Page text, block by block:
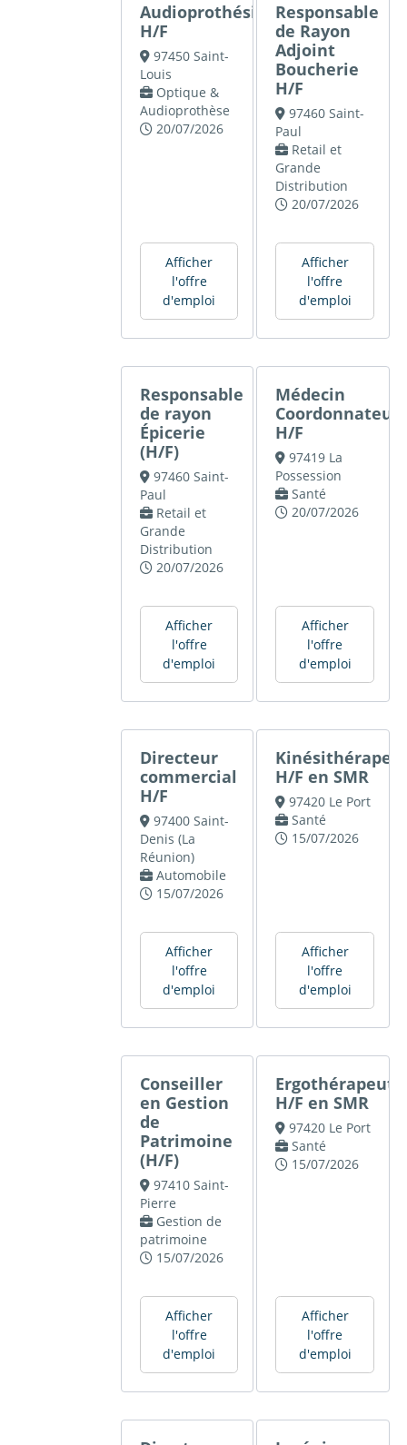
Audioprothésiste
H/F
97450 Saint-
Louis
Optique &
Audioprothèse
20/07/2026
Afficher
l'offre
d'emploi
Responsable
de Rayon
Adjoint
Boucherie
H/F
97460 Saint-
Paul
Retail et
Grande
Distribution
20/07/2026
Afficher
l'offre
d'emploi
Responsable
de rayon
Épicerie
(H/F)
97460 Saint-
Paul
Retail et
Grande
Distribution
20/07/2026
Afficher
l'offre
d'emploi
Médecin
Coordonnateur
H/F
97419 La
Possession
Santé
20/07/2026
Afficher
l'offre
d'emploi
Directeur
commercial
H/F
97400 Saint-
Denis (La
Réunion)
Automobile
15/07/2026
Afficher
l'offre
d'emploi
H/F en SMR
97420 Le Port
Santé
15/07/2026
Afficher
l'offre
d'emploi
Conseiller
en Gestion
de
Patrimoine
(H/F)
97410 Saint-
Pierre
Gestion de
patrimoine
15/07/2026
Afficher
l'offre
d'emploi
Ergothérapeute
H/F en SMR
97420 Le Port
Santé
15/07/2026
Afficher
l'offre
d'emploi